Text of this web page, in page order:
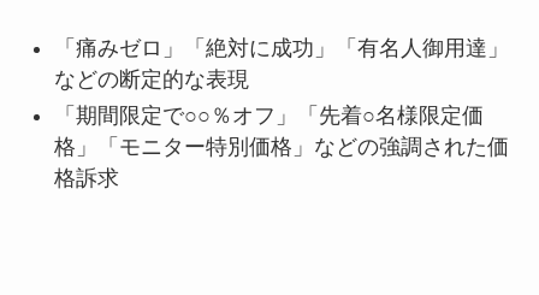
「痛みゼロ」「絶対に成功」「有名人御用達」
などの断定的な表現
「期間限定で○○％オフ」「先着○名様限定価
格」「モニター特別価格」などの強調された価
格訴求